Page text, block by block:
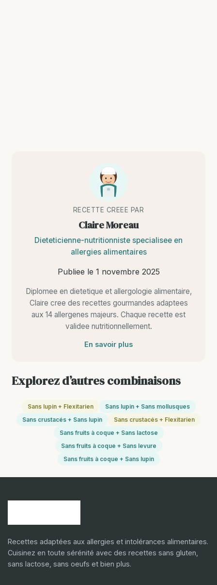
RECETTE CREEE PAR
Claire Moreau
Dieteticienne-nutritionniste specialisee en
allergies alimentaires
Publiee le 1 novembre 2025
Diplomee en dietetique et allergologie alimentaire,
Claire cree des recettes gourmandes adaptees
aux 14 allergenes majeurs. Chaque recette est
validee nutritionnellement.
En savoir plus
Explorez d’autres combinaisons
Sans lupin + Flexitarien
Sans lupin + Sans mollusques
Sans crustacés + Sans lupin
Sans crustacés + Flexitarien
Sans fruits à coque + Sans lactose
Sans fruits à coque + Sans levure
Sans fruits à coque + Sans lupin
Recettes adaptées aux allergies et intolérances alimentaires.
Cuisinez en toute sérénité avec des recettes sans gluten,
sans lactose, sans oeufs et bien plus.